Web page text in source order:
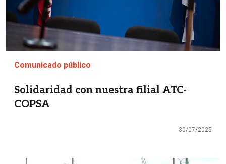
Comunicado público
Solidaridad con nuestra filial ATC-
COPSA
30/07/2025